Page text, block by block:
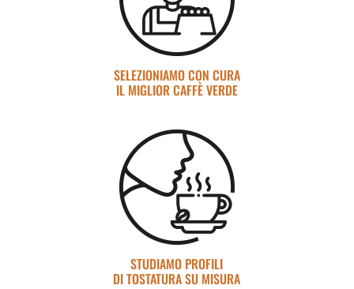
SELEZIONIAMO CON CURA
IL MIGLIOR CAFFÈ VERDE
STUDIAMO PROFILI
DI TOSTATURA SU MISURA